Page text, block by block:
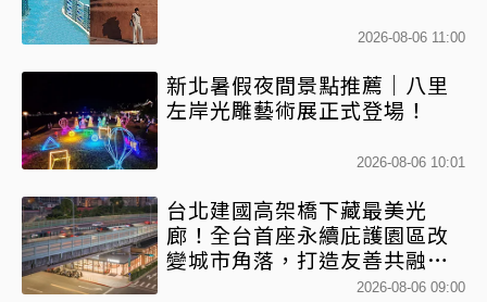
2026-08-06 11:00
新北暑假夜間景點推薦｜八里
左岸光雕藝術展正式登場！
2026-08-06 10:01
台北建國高架橋下藏最美光
廊！全台首座永續庇護園區改
變城市角落，打造友善共融新
2026-08-06 09:00